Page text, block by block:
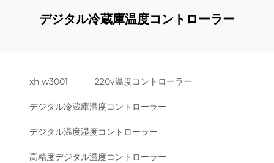
デジタル冷蔵庫温度コントローラー
xh w3001 220v温度コントローラー
デジタル冷蔵庫温度コントローラー
デジタル温度湿度コントローラー
高精度デジタル温度コントローラー